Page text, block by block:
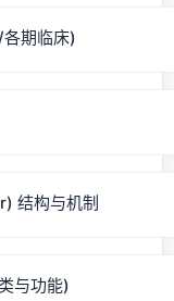
期临床)
结构与机制
与功能)